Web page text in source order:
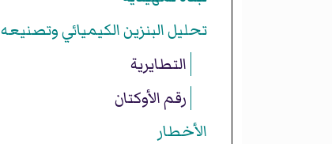
تحليل البنزين الكيميائي وتصنيعه
التطايرية
رقم الأوكتان
الأخطار